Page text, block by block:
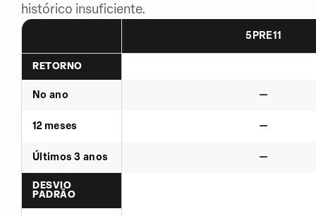
histórico insuficiente.
5PRE11
RETORNO
No ano —
12 meses —
Últimos 3 anos —
DESVIO
PADRÃO